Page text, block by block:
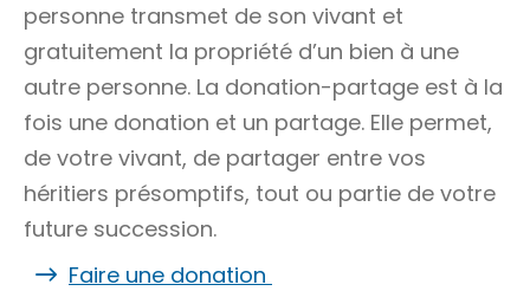
personne transmet de son vivant et
gratuitement la propriété d’un bien à une
autre personne. La donation-partage est à la
fois une donation et un partage. Elle permet,
de votre vivant, de partager entre vos
héritiers présomptifs, tout ou partie de votre
future succession.
Faire une donation